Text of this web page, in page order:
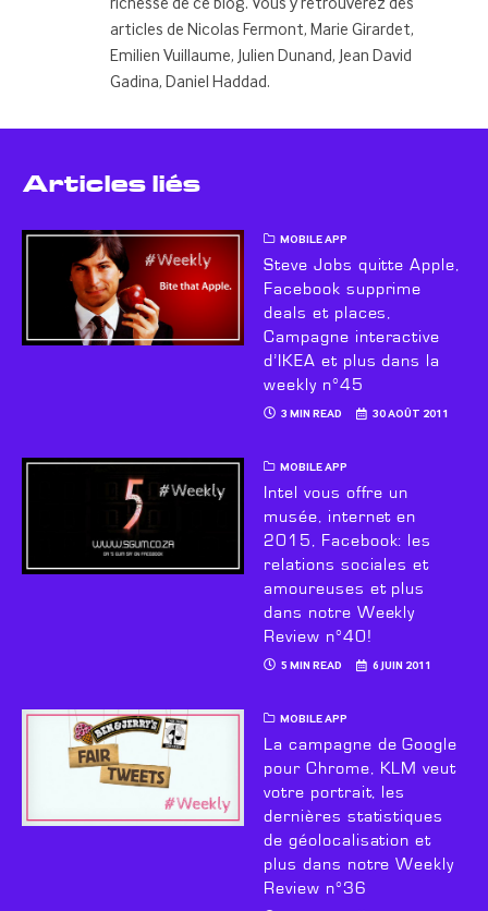
richesse de ce blog. Vous y retrouverez des
articles de Nicolas Fermont, Marie Girardet,
Emilien Vuillaume, Julien Dunand, Jean David
Gadina, Daniel Haddad.
Articles liés
MOBILE APP
Steve Jobs quitte Apple,
Facebook supprime
deals et places,
Campagne interactive
d’IKEA et plus dans la
weekly n°45
3 MIN READ 30 AOÛT 2011
MOBILE APP
Intel vous offre un
musée, internet en
2015, Facebook: les
relations sociales et
amoureuses et plus
dans notre Weekly
Review n°40!
5 MIN READ 6 JUIN 2011
MOBILE APP
La campagne de Google
pour Chrome, KLM veut
votre portrait, les
dernières statistiques
de géolocalisation et
plus dans notre Weekly
Review n°36